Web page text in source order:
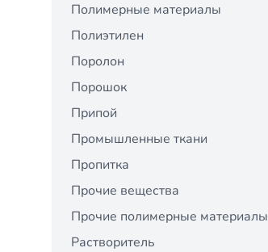
Полимерные материалы
Полиэтилен
Поролон
Порошок
Припой
Промышленные ткани
Пропитка
Прочие вещества
Прочие полимерные материалы
Растворитель